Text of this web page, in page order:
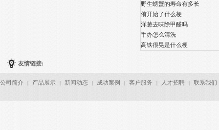
野生螃蟹的寿命有多长
侑开始了什么梗
洋葱去味除甲醛吗
手办怎么清洗
高铁很晃是什么梗
友情链接:
公司简介 | 产品展示 | 新闻动态 | 成功案例 | 客户服务 | 人才招聘 | 联系我们